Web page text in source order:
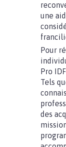
une
Pour
Pro
Tels
des